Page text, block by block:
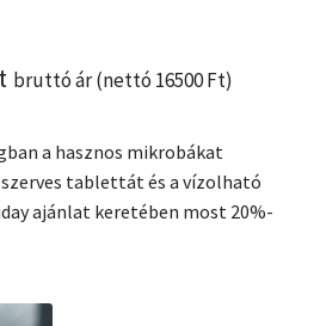
Current
is:
20955 Ft.
bruttó ár (nettó 16500Ft)
a hasznos mikrobákat
tablettát és a vízolható
ajánlat keretében most 20%-